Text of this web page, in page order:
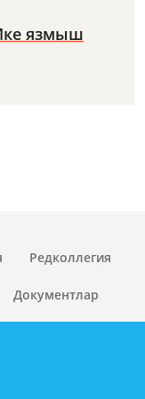
язмыш
Редколлегия
Документлар